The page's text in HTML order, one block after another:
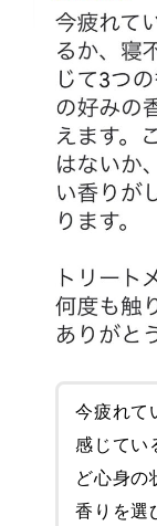
今疲れて
感じてい
ど心身の
香りを選